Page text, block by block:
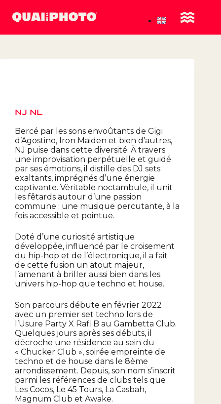
NJ NL
Bercé par les sons envoûtants de Gigi
d’Agostino, Iron Maiden et bien d’autres,
NJ puise dans cette diversité. À travers
une improvisation perpétuelle et guidé
par ses émotions, il distille des DJ sets
exaltants, imprégnés d’une énergie
captivante. Véritable noctambule, il unit
les fêtards autour d’une passion
commune : une musique percutante, à la
fois accessible et pointue.
Doté d’une curiosité artistique
développée, influencé par le croisement
du hip-hop et de l’électronique, il a fait
de cette fusion un atout majeur,
l’amenant à briller aussi bien dans les
univers hip-hop que techno et house.
Son parcours débute en février 2022
avec un premier set techno lors de
l’Usure Party X Rafi B au Gambetta Club.
Quelques jours après ses débuts, il
décroche une résidence au sein du
« Chucker Club », soirée empreinte de
techno et de house dans le 8ème
arrondissement. Depuis, son nom s’inscrit
parmi les références de clubs tels que
Les Cocos, Le 45 Tours, La Casbah,
Magnum Club et Awake.